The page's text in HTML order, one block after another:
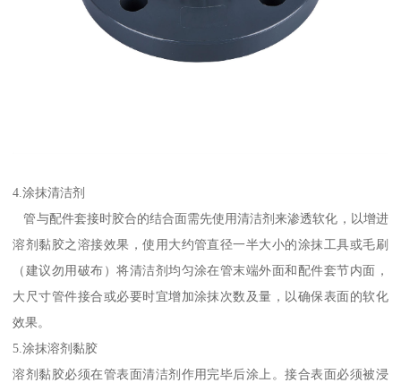
4.涂抹清洁剂
管与配件套接时胶合的结合面需先使用清洁剂来渗透软化，以增进
溶剂黏胶之溶接效果，使用大约管直径一半大小的涂抹工具或毛刷
（建议勿用破布）将清洁剂均匀涂在管末端外面和配件套节内面，
大尺寸管件接合或必要时宜增加涂抹次数及量，以确保表面的软化
效果。
5.涂抹溶剂黏胶
溶剂黏胶必须在管表面清洁剂作用完毕后涂上。接合表面必须被浸